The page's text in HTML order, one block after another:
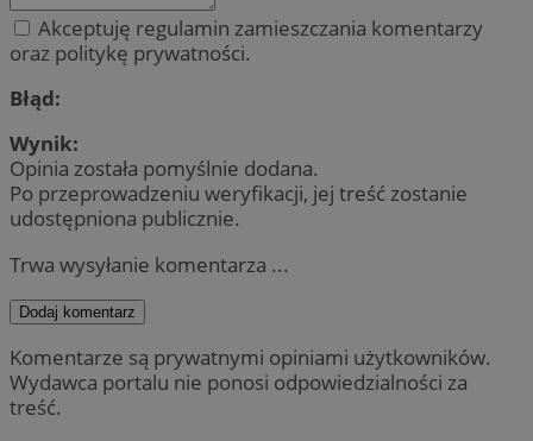
Akceptuję regulamin zamieszczania komentarzy
oraz politykę prywatności.
Błąd:
Wynik:
Opinia została pomyślnie dodana.
Po przeprowadzeniu weryfikacji, jej treść zostanie
udostępniona publicznie.
Trwa wysyłanie komentarza ...
Dodaj komentarz
Komentarze są prywatnymi opiniami użytkowników.
Wydawca portalu nie ponosi odpowiedzialności za
treść.